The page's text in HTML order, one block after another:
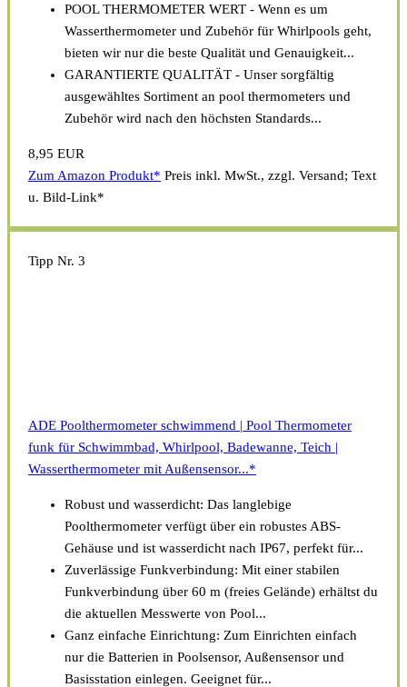
POOL THERMOMETER WERT - Wenn es um
Wasserthermometer und Zubehör für Whirlpools geht,
bieten wir nur die beste Qualität und Genauigkeit...
GARANTIERTE QUALITÄT - Unser sorgfältig
ausgewähltes Sortiment an pool thermometers und
Zubehör wird nach den höchsten Standards...
8,95 EUR
Zum Amazon Produkt* Preis inkl. MwSt., zzgl. Versand; Text
u. Bild-Link*
Tipp Nr. 3
ADE Poolthermometer schwimmend | Pool Thermometer
funk für Schwimmbad, Whirlpool, Badewanne, Teich |
Wasserthermometer mit Außensensor...*
Robust und wasserdicht: Das langlebige
Poolthermometer verfügt über ein robustes ABS-
Gehäuse und ist wasserdicht nach IP67, perfekt für...
Zuverlässige Funkverbindung: Mit einer stabilen
Funkverbindung über 60 m (freies Gelände) erhältst du
die aktuellen Messwerte von Pool...
Ganz einfache Einrichtung: Zum Einrichten einfach
nur die Batterien in Poolsensor, Außensensor und
Basisstation einlegen. Geeignet für...